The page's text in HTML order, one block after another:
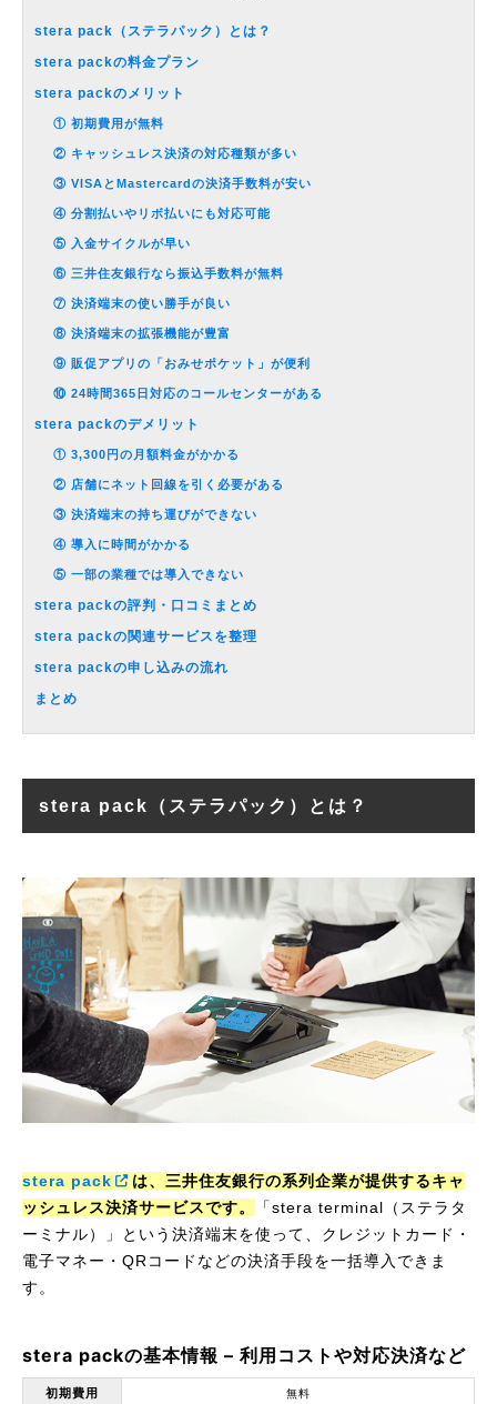
stera pack（ステラパック）とは？
stera packの料金プラン
stera packのメリット
① 初期費用が無料
② キャッシュレス決済の対応種類が多い
③ VISAとMastercardの決済手数料が安い
④ 分割払いやリボ払いにも対応可能
⑤ 入金サイクルが早い
⑥ 三井住友銀行なら振込手数料が無料
⑦ 決済端末の使い勝手が良い
⑧ 決済端末の拡張機能が豊富
⑨ 販促アプリの「おみせポケット」が便利
⑩ 24時間365日対応のコールセンターがある
stera packのデメリット
① 3,300円の月額料金がかかる
② 店舗にネット回線を引く必要がある
③ 決済端末の持ち運びができない
④ 導入に時間がかかる
⑤ 一部の業種では導入できない
stera packの評判・口コミまとめ
stera packの関連サービスを整理
stera packの申し込みの流れ
まとめ
stera pack（ステラパック）とは？
stera pack
は、三井住友銀行の系列企業が提供するキャ
ッシュレス決済サービスです。
「stera terminal（ステラタ
ーミナル）」という決済端末を使って、クレジットカード・
電子マネー・QRコードなどの決済手段を一括導入できま
す。
stera packの基本情報 – 利用コストや対応決済など
初期費用 無料